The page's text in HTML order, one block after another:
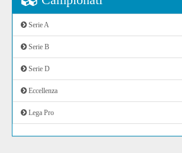
Serie A
Serie B
Serie D
Eccellenza
Lega Pro